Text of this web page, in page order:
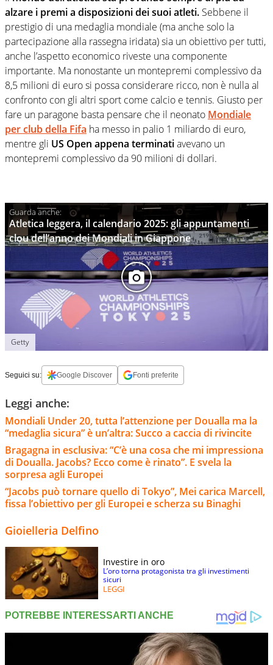
alzare i premi a disposizioni dei suoi atleti. Sebbene il
prestigio di una medaglia mondiale (ma anche solo la
partecipazione alla rassegna iridata) sia un obiettivo per tutti,
anche l’aspetto economico riveste una componente
importante. Ma nonostante un montepremi complessivo da
8,5 milioni di euro si possa considerare ricco, non è nulla al
confronto con gli altri sport come calcio e tennis. Giusto per
fare un paragone basta pensare che il neonato Mondiale
per club della Fifa ha messo in palio 1 miliardo di euro,
mentre gli US Open appena terminatiavevano un
montepremi complessivo da 90 milioni di dollari.
Atletica leggera, il calendario 2025: gli appuntamenti
clou dell’anno dei Mondiali in Giappone
Getty
Seguici su: Google Discover Fonti preferite
Leggi anche:
Mondiali Under 20, tutta l’attenzione per Doualla ma la
“medaglia sicura” è un’altra: Succo a caccia di rivincite
Bragagna in esclusiva: “C’è una cosa che mi impressiona
di Doualla. Jacobs? Ecco come è rinato”. E svela la
sorpresa agli Europei
“Jacobs può tornare quello di Tokyo”, Mei carica Marcell,
fissa l’obiettivo per gli Europei e scherza su Binaghi
Gioielleria Delfino
Investire in oro
L’oro torna protagonista tra gli investimenti
sicuri
LEGGI